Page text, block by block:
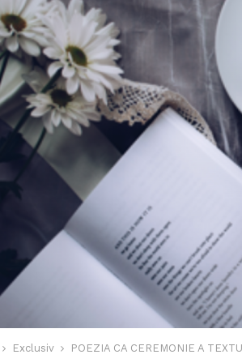
Exclusiv POEZIA CA CEREMONIE A